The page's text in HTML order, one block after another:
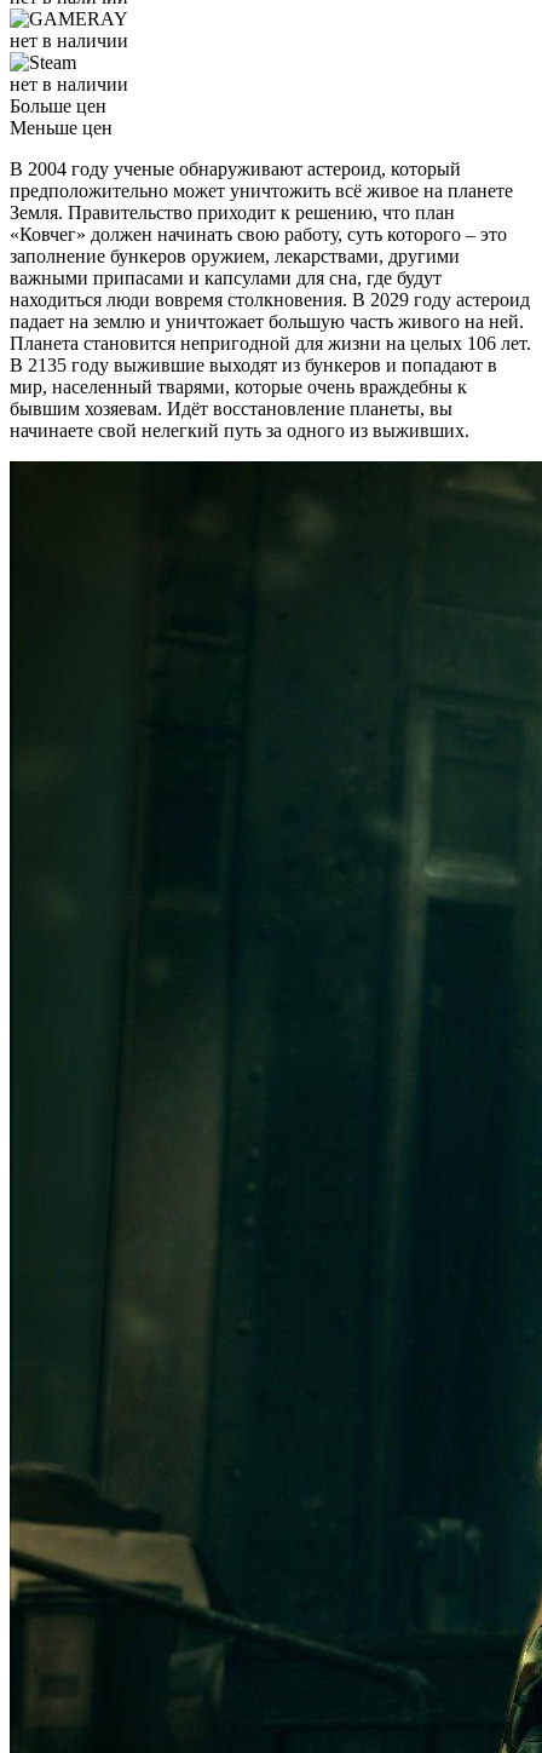
нет в наличии
нет в наличии
Больше цен
Меньше цен
В 2004 году ученые обнаруживают астероид, который
предположительно может уничтожить всё живое на планете
Земля. Правительство приходит к решению, что план
«Ковчег» должен начинать свою работу, суть которого – это
заполнение бункеров оружием, лекарствами, другими
важными припасами и капсулами для сна, где будут
находиться люди вовремя столкновения. В 2029 году астероид
падает на землю и уничтожает большую часть живого на ней.
Планета становится непригодной для жизни на целых 106 лет.
В 2135 году выжившие выходят из бункеров и попадают в
мир, населенный тварями, которые очень враждебны к
бывшим хозяевам. Идёт восстановление планеты, вы
начинаете свой нелегкий путь за одного из выживших.